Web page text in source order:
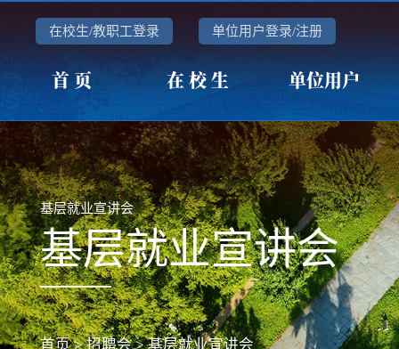
在校生/教职工登录 单位用户登录/注册
首 页 在 校 生 单位用户
基层就业宣讲会
基层就业宣讲会
首页>招聘会>基层就业宣讲会